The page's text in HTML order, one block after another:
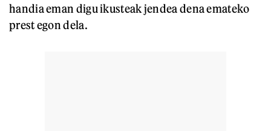
handia eman digu ikusteak jendea dena emateko
prest egon dela.